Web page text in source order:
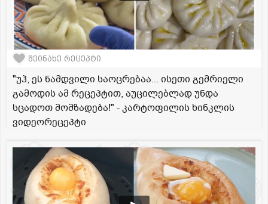
შეინახე რეცეპტი
"უჰ, ეს ნამდვილი საოცრებაა... ისეთი გემრიელი
გამოდის ამ რეცეპტით, აუცილებლად უნდა
სცადოთ მომზადება!" - კარტოფილის ხინკლის
ვიდეორეცეპტი